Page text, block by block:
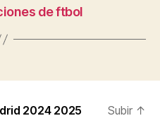
de ftbol
2024 2025 Subir ↑